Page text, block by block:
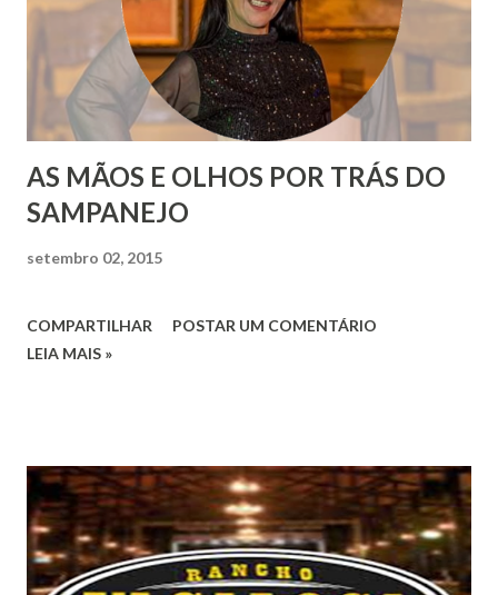
AS MÃOS E OLHOS POR TRÁS DO
SAMPANEJO
setembro 02, 2015
COMPARTILHAR
POSTAR UM COMENTÁRIO
LEIA MAIS »